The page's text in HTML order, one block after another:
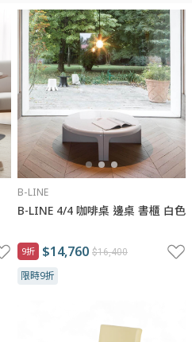
B-LINE
B-LINE 4/4 咖啡桌 邊桌 書櫃 白色
9折 $14,760 $16,400
限時9折